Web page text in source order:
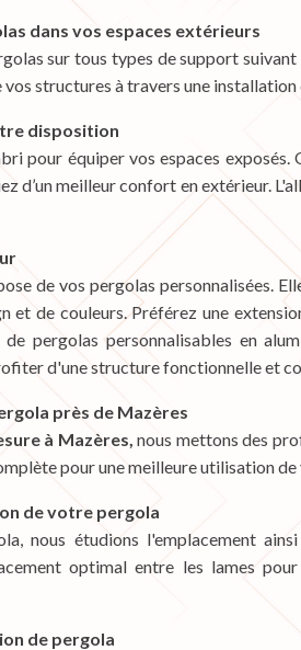
dans vos espaces extérieurs
sur tous types de support
structures à travers une installation
disposition
pour équiper vos espaces exposés.
d’un meilleur confort en extérieur.
de vos pergolas personnalisées.
et de couleurs. Préférez une
pergolas personnalisables en
d'une structure fonctionnelle et
près de Mazères
à Mazères,nous mettons des
pour une meilleure utilisation
de votre pergola
nous étudions l'emplacement
optimal entre les lames
de pergola